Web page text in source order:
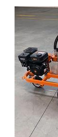
комфорт
завдання
диски. VA 25
або
фреза для
Робоча
приблизно
Потужність
мм (10'')
Розміри:
46'')